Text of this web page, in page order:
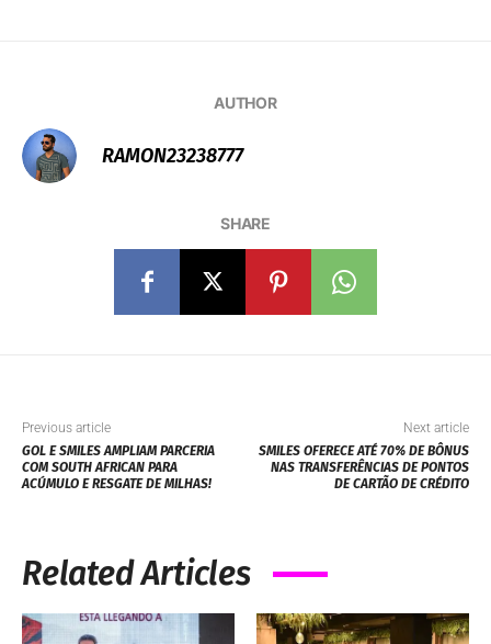
AUTHOR
RAMON23238777
SHARE
Previous article
GOL E SMILES AMPLIAM PARCERIA
COM SOUTH AFRICAN PARA
ACÚMULO E RESGATE DE MILHAS!
Next article
SMILES OFERECE ATÉ 70% DE BÔNUS
NAS TRANSFERÊNCIAS DE PONTOS
DE CARTÃO DE CRÉDITO
Related Articles